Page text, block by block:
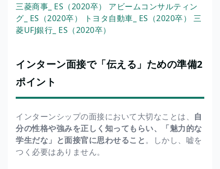
三菱商事_ ES（2020卒） アビームコンサルティン
グ_ ES（2020卒）
トヨタ自動車_ ES（2020卒） 三
菱UFJ銀行_ ES（2020卒）
インターン面接で「伝える」ための準備2
ポイント
インターンシップの面接において大切なことは、 自
分の性格や強みを正しく知ってもらい、「魅力的な
学生だな」と面接官に思わせること。しかし、嘘を
つく必要はありません。